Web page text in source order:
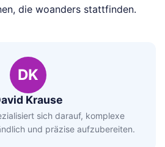
die woanders stattfinden.
DK
Krause
sich darauf, komplexe
und präzise aufzubereiten.